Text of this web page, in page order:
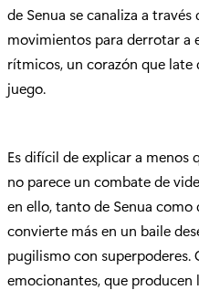
de Senua se canaliza a través
movimientos para derrotar a
rítmicos, un corazón que late
juego.
Es difícil de explicar a menos
no parece un combate de
en ello, tanto de Senua como
convierte más en un baile
pugilismo con superpoderes.
emocionantes, que producen